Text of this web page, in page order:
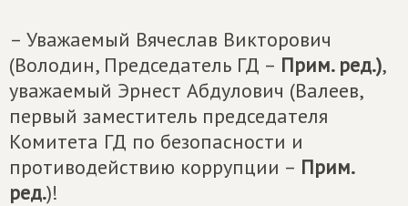
– Уважаемый Вячеслав Викторович
(Володин, Председатель ГД – Прим. ред.),
уважаемый Эрнест Абдулович (Валеев,
первый заместитель председателя
Комитета ГД по безопасности и
противодействию коррупции – Прим.
ред.)!